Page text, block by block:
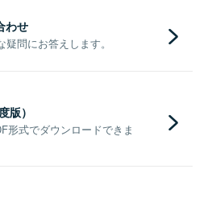
わせ
問にお答えします。
版）
形式でダウンロードできま